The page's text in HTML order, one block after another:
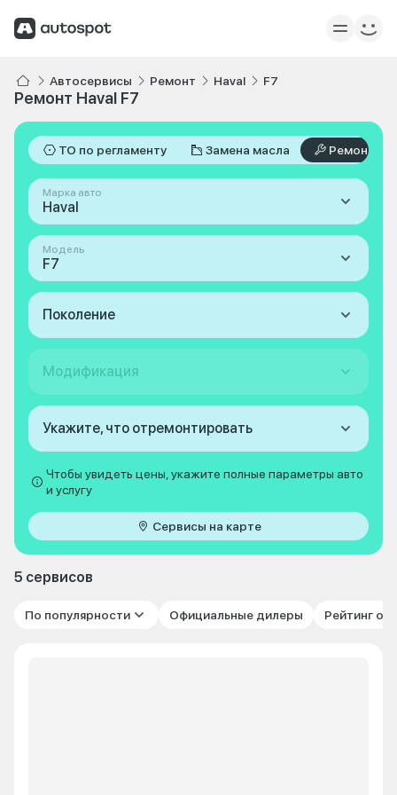
Автосервисы Ремонт Haval F7
Ремонт Haval F7
ТО по регламенту Замена масла Ремонт
Марка авто
Haval
Модель
F7
Поколение
Модификация
Укажите, что отремонтировать
Чтобы увидеть цены, укажите полные параметры авто
и услугу
Сервисы на карте
5 сервисов
По популярности Официальные дилеры Рейтинг